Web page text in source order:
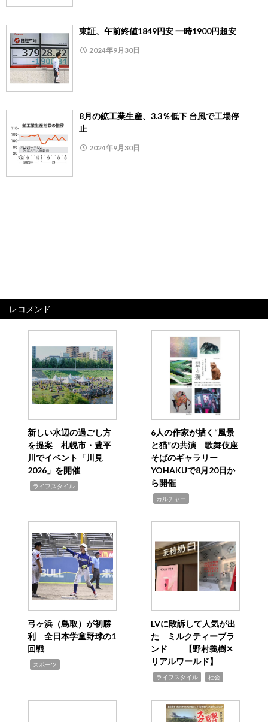
東証、午前終値1849円安 一時1900円超安
2024年9月30日
8月の鉱工業生産、3.3％低下 台風で工場停
止
2024年9月30日
レコメンド
新しい水辺の過ごし方
を提案 札幌市・豊平
川でイベント「川見
2026」を開催
ライフスタイル
6人の作家が描く“風景
と猫”の共演 歌舞伎座
そばのギャラリー
YOHAKUで8月20日か
ら開催
カルチャー
弓ヶ浜（鳥取）が初勝
利 全日本学童野球の1
回戦
スポーツ
LVに敗訴して人気が出
た ミルクティーブラ
ンド 【野村義樹✕
リアルワールド】
ライフスタイル 社会